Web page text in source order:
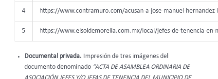
4 https://www.contramuro.com/acusan-a-jose-manuel-
5 https://www.elsoldemorelia.com.mx/local/jefes-de-tenencia-
Documental privada.
Impresión de tres imágenes del
documento denominado “ACTA DE ASAMBLEA ORDINARIA DE